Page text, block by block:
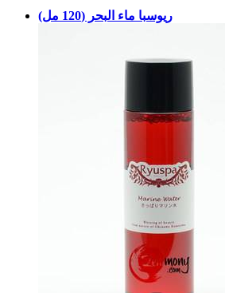
ريوسبا ماء البحر (120 مل)